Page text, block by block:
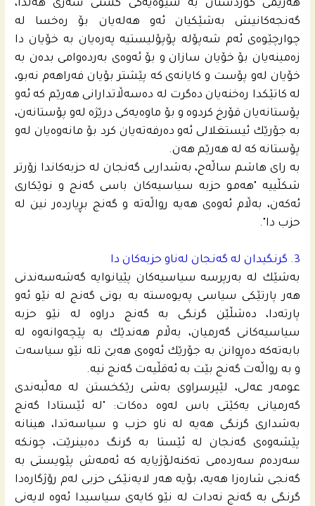
هه‌رێمى كوردستان به‌ شێوه‌یه‌كى گشتى سه‌رى هه‌ڵدا،
گه‌نجه‌كانیش به‌شێكیان ئه‌و هه‌له‌یان بۆ ره‌خسا له‌
چوارچێوه‌ى ئه‌م شه‌پۆله‌ پۆپۆلیستیه‌ په‌ره‌یان به‌ خۆیان دا
زه‌مینه‌یان بۆ خۆیان سازان و بۆ ئه‌وه‌ى به‌رده‌وامى بده‌ن به‌
خۆیان له‌و پۆست و كایانه‌ى كه‌ پێشتر بۆیان فه‌راهه‌م نه‌بو،
له‌ كاتێكدا ره‌خنه‌یان ده‌گرت له‌ ده‌سه‌ڵاتدارانى هه‌رێم كه‌ ئه‌و
پۆستانه‌یان قۆرخ كردوه‌ و بۆ ماوه‌یه‌كى درێژه‌ له‌و پۆستانه‌ن،
به‌ جۆرێك ئیستغلالى ئه‌و ده‌رفه‌ته‌یان كرد بۆ مانه‌وه‌یان له‌و
پۆستانه‌ كه‌ له‌ هه‌رێم هه‌ن.
به‌ رای هاشم ساڵه‌ح، به‌شداریی گه‌نجان له‌ حزبه‌كاندا زۆرتر
شكڵییه‌ "هەمو حزبە سیاسیەکان باسی گەنج و نوێکاری
ئەکەن، بەڵام ئەوەی هەیە رواڵەتە و گەنج بڕیاردەر نین له‌
حزب دا".
3. گرنگیدان له‌ گه‌نجان له‌ناو حزبه‌كان دا
به‌شێك له‌ به‌رپرسه‌ سیاسیه‌كان پێیانوایه‌ گه‌شه‌سه‌ندنى
هه‌ر پارتێكى سیاسی په‌یوه‌سته‌ به‌ بونى گه‌نج له‌ نێو ئه‌و
پارته‌دا، ده‌شڵێن گرنگى به‌ گه‌نج دراوه‌ له‌ نێو حزبه‌
سیاسیه‌كانى گه‌رمیان، به‌ڵام هه‌ندێك به‌ پێچه‌وانه‌وه‌ له‌
بابه‌ته‌كه‌ ده‌ڕوانن به‌ جۆرێك ئه‌وه‌ى هه‌بێ تله‌ نێو سیاسه‌ت
و به‌ رواڵه‌ت گه‌نج بێت به‌ ئه‌قڵیه‌ت گه‌نج نیه‌.
عومەر عەلی، لێپرسراوی بەشی رێکخستن لە مەڵبەندی
گەرمیانی یەکێتی باس له‌وه‌ ده‌كات: "له‌ ئێستادا گەنج
بەشداری گرنگی هەیە لە ناو حزب و سیاسەتدا، هینانە
پێشەوەی گەنجان لە ئێستا بە گرنگ ده‌بینرێت، چونکە
سەردەم سەردەمی تەکنەلۆژیایە کە ئەمەش پێویستی بە
گەنجى شارەزا هەیە، بۆیه‌ هه‌ر لایەنێکی حزبی لەم رۆژگارەدا
گرنگی بە گەنج نەدات له‌ نێو كایه‌ى سیاسیدا ئەوە لایەنی